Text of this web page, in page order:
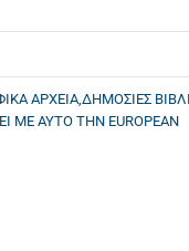
ΑΡΧΕΙΑ,ΔΗΜΟΣΙΕΣ
ΑΥΤΟ ΤΗΝ EUROPEAN